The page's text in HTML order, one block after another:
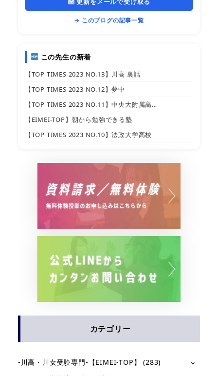
→ このブログの記事一覧
この先生の新着
【TOP TIMES 2023 NO.13】川高 裏話
【TOP TIMES 2023 NO.12】夢中
【TOP TIMES 2023 NO.11】中央大附属高…
【EIMEI-TOP】朝から勉強できる塾
【TOP TIMES 2023 NO.10】法政大学高校
カテゴリー
-川高・川女受験専門-【EIMEI-TOP】
(283)